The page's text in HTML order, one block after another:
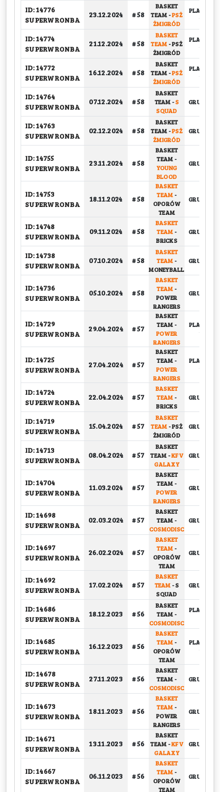
ID: 14776
SUPERWRONBA
23.12.2024 # 58
BASKET
TEAM -PSŻ
ŻMIGRÓD
PLAY-OFF,
1/4
ID: 14774
SUPERWRONBA
21.12.2024 # 58
BASKET
TEAM -PSŻ
ŻMIGRÓD
PLAY-OFF,
1/4
ID: 14772
SUPERWRONBA
16.12.2024 # 58
BASKET
TEAM -PSŻ
ŻMIGRÓD
PLAY-OFF,
1/4
ID: 14764
SUPERWRONBA
07.12.2024 # 58
BASKET
TEAM -S
SQUAD
GRUPOWY
ID: 14763
SUPERWRONBA
02.12.2024 # 58
BASKET
TEAM -PSŻ
ŻMIGRÓD
GRUPOWY
ID: 14755
SUPERWRONBA
23.11.2024 # 58
BASKET
TEAM -
YOUNG
BLOOD
GRUPOWY
ID: 14753
SUPERWRONBA
18.11.2024 # 58
BASKET
TEAM -
OPORÓW
TEAM
GRUPOWY
ID: 14748
SUPERWRONBA
09.11.2024 # 58
BASKET
TEAM -
BRICKS
GRUPOWY
ID: 14738
SUPERWRONBA
07.10.2024 # 58
BASKET
TEAM -
MONEYBALL
GRUPOWY
ID: 14736
SUPERWRONBA
05.10.2024 # 58
BASKET
TEAM -
POWER
RANGERS
GRUPOWY
ID: 14729
SUPERWRONBA
29.04.2024 # 57
BASKET
TEAM -
POWER
RANGERS
PLAY-OFF,
1/4
ID: 14725
SUPERWRONBA
27.04.2024 # 57
BASKET
TEAM -
POWER
RANGERS
PLAY-OFF,
1/4
ID: 14724
SUPERWRONBA
22.04.2024 # 57
BASKET
TEAM -
BRICKS
GRUPOWY
ID: 14719
SUPERWRONBA
15.04.2024 # 57
BASKET
TEAM -PSŻ
ŻMIGRÓD
GRUPOWY
ID: 14713
SUPERWRONBA
08.04.2024 # 57
BASKET
TEAM -KFV
GALAXY
GRUPOWY
ID: 14704
SUPERWRONBA
11.03.2024 # 57
BASKET
TEAM -
POWER
RANGERS
GRUPOWY
ID: 14698
SUPERWRONBA
02.03.2024 # 57
BASKET
TEAM -
COSMODISC
GRUPOWY
ID: 14697
SUPERWRONBA
26.02.2024 # 57
BASKET
TEAM -
OPORÓW
TEAM
GRUPOWY
ID: 14692
SUPERWRONBA
17.02.2024 # 57
BASKET
TEAM -S
SQUAD
GRUPOWY
ID: 14686
SUPERWRONBA
18.12.2023 # 56
BASKET
TEAM -
COSMODISC
PLAY-OFF,
ID: 14685
SUPERWRONBA
16.12.2023 # 56
BASKET
TEAM -
OPORÓW
TEAM
PLAY-OFF,
1/4
ID: 14678
SUPERWRONBA
27.11.2023 # 56
BASKET
TEAM -
COSMODISC
GRUPOWY
ID: 14673
SUPERWRONBA
18.11.2023 # 56
BASKET
TEAM -
POWER
RANGERS
GRUPOWY
ID: 14671
SUPERWRONBA
13.11.2023 # 56
BASKET
TEAM -KFV
GALAXY
GRUPOWY
ID: 14667
SUPERWRONBA
06.11.2023 # 56
BASKET
TEAM -
OPORÓW
TEAM
GRUPOWY